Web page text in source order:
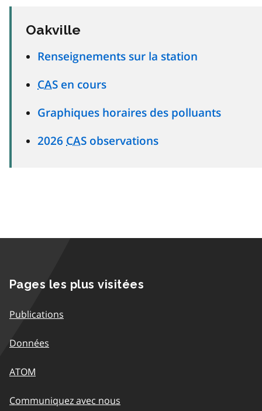
Oakville
Renseignements sur la station
CAS en cours
Graphiques horaires des polluants
2026 CAS observations
Pages les plus visitées
Publications
Données
ATOM
Communiquez avec nous